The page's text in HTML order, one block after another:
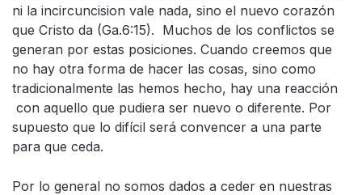
ni la incircuncision vale nada, sino el nuevo corazón
que Cristo da (Ga.6:15). Muchos de los conflictos se
generan por estas posiciones. Cuando creemos que
no hay otra forma de hacer las cosas, sino como
tradicionalmente las hemos hecho, hay una reacción
con aquello que pudiera ser nuevo o diferente. Por
supuesto que lo difícil será convencer a una parte
para que ceda.
Por lo general no somos dados a ceder en nuestras